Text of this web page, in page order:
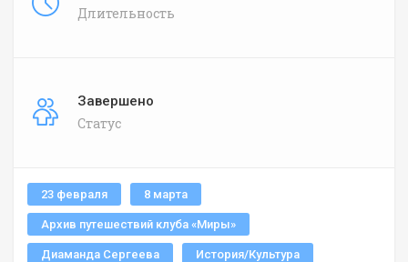
Длительность
Завершено
Статус
23 февраля 8 марта
Архив путешествий клуба «Миры»
Диаманда Сергеева История/Культура